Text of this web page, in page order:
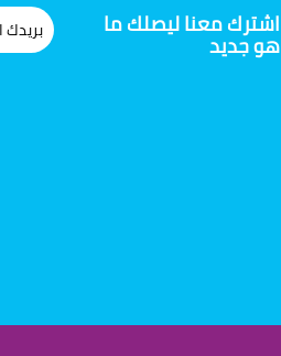
اشترك معنا ليصلك ما
هو جديد